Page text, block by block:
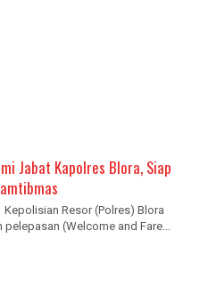
Jabat Kapolres Blora, Siap
Resor (Polres) Blora
(Welcome and Fare...